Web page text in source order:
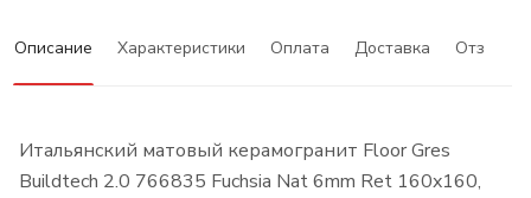
Описание Характеристики Оплата Доставка Отзывы
Итальянский матовый керамогранит Floor Gres
Buildtech 2.0 766835 Fuchsia Nat 6mm Ret 160x160,